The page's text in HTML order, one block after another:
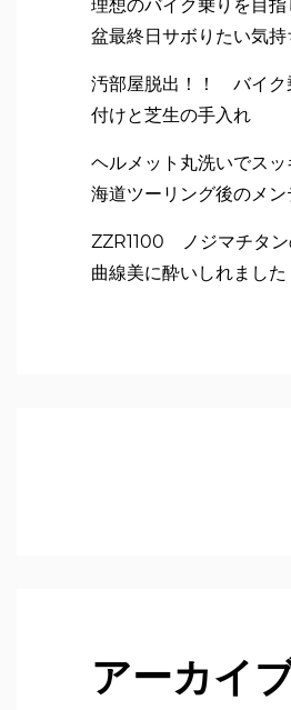
理想のバイク乗りを目
盆最終日サボりたい気
汚部屋脱出！！ バイク
付けと芝生の手入れ
ヘルメット丸洗いでス
海道ツーリング後のメン
ZZR1100 ノジマチタン
曲線美に酔いしれました
アーカイ